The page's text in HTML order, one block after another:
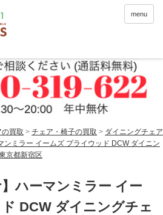
menu
買取 > チェア・椅子の買取 > ダイニングチェア
ンミラー イームズ プライウッド DCW ダイニン
京都新宿区
ハーマンミラー イー
DCW ダイニングチェ